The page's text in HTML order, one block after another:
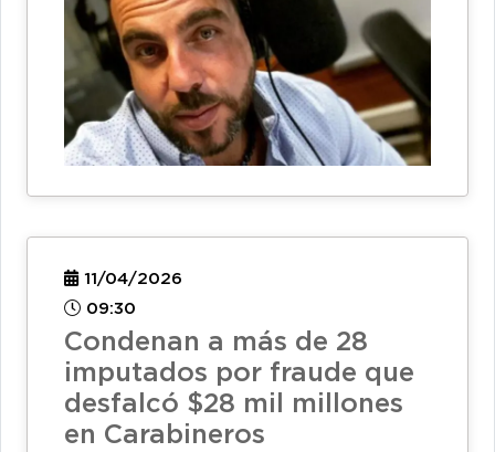
11/04/2026
09:30
Condenan a más de 28
imputados por fraude que
desfalcó $28 mil millones
en Carabineros